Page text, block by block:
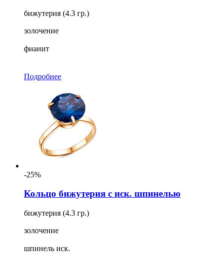
бижутерия (4.3 гр.)
золочение
фианит
Подробнее
-25%
Кольцо бижутерия с иск. шпинелью
бижутерия (4.3 гр.)
золочение
шпинель иск.